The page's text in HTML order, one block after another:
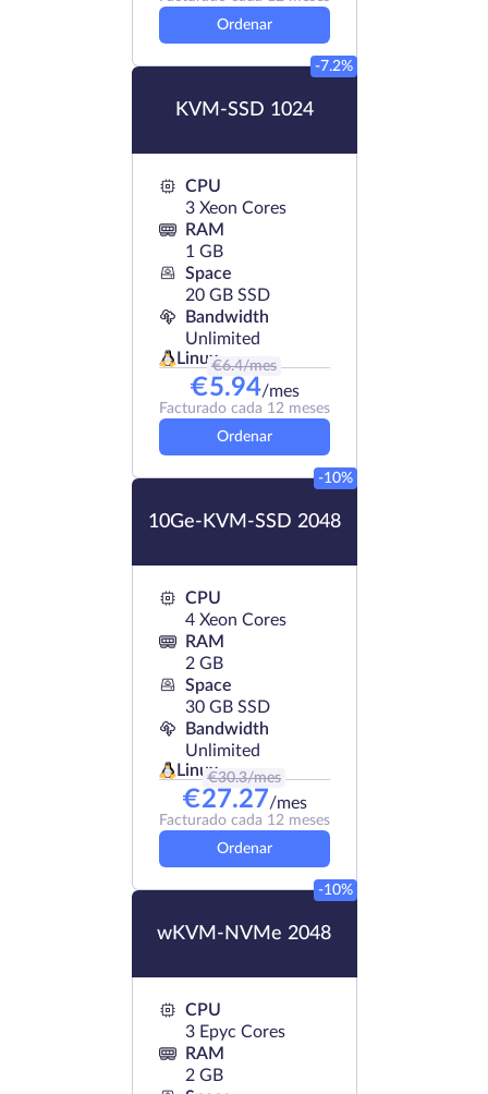
Ordenar
KVM-SSD 1024
-7.2%
CPU
3 Xeon Cores
RAM
1 GB
Space
20 GB SSD
Bandwidth
Unlimited
Linux€6.4/mes
€5.94/mes
Facturado cada 12 meses
Ordenar
10Ge-KVM-SSD 2048
-10%
CPU
4 Xeon Cores
RAM
2 GB
Space
30 GB SSD
Bandwidth
Unlimited
Linux
€30.3/mes
€27.27/mes
Facturado cada 12 meses
Ordenar
wKVM-NVMe 2048
-10%
CPU
3 Epyc Cores
RAM
2 GB